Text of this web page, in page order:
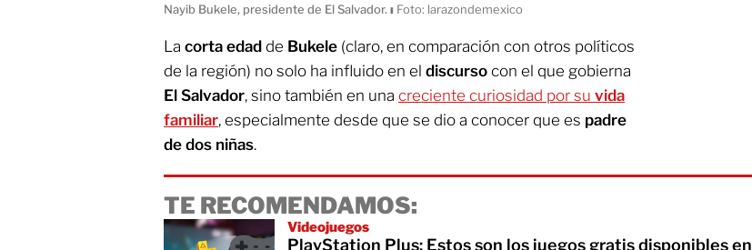
Nayib Bukele, presidente de El Salvador. ı Foto: larazondemexico
La corta edad de Bukele (claro, en comparación con otros políticos
de la región) no solo ha influido en el discurso con el que gobierna
El Salvador, sino también en una creciente curiosidad por su vida
familiar, especialmente desde que se dio a conocer que es padre
de dos niñas.
TE RECOMENDAMOS:
Videojuegos
PlayStation Plus: Estos son los juegos gratis disponibles en